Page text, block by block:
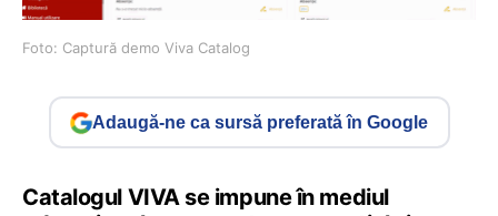
Foto: Captură demo Viva Catalog
Adaugă-ne ca sursă preferată în Google
Catalogul VIVA se impune în mediul